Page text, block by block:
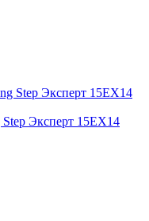
Step Эксперт 15ЕХ14